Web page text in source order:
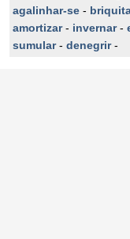
agalinhar-se -
amortizar- invernar-
sumular- denegrir-